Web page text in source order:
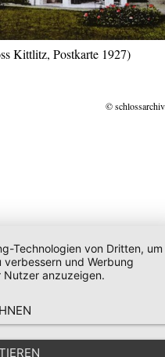
Kittlitz, Postkarte 1927)
©
Technologien von Dritten, um
und Werbung
anzuzeigen.